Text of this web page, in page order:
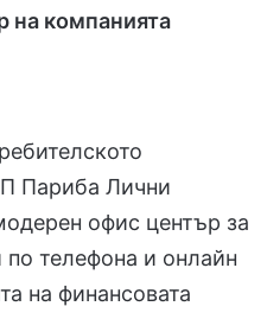
на компанията
Париба Лични
офис център за
телефона и онлайн
на финансовата